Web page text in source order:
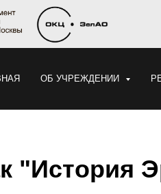
ОБ УЧРЕЖДЕНИИ
"История